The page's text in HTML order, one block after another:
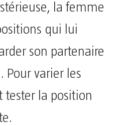
la femme
qui lui
son partenaire
Pour varier les
tester la position